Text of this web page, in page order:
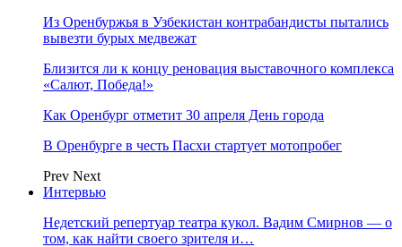
Из Оренбуржья в Узбекистан контрабандисты пытались
вывезти бурых медвежат
Близится ли к концу реновация выставочного комплекса
«Салют, Победа!»
Как Оренбург отметит 30 апреля День города
В Оренбурге в честь Пасхи стартует мотопробег
Prev Next
Интервью
Недетский репертуар театра кукол. Вадим Смирнов — о
том, как найти своего зрителя и…